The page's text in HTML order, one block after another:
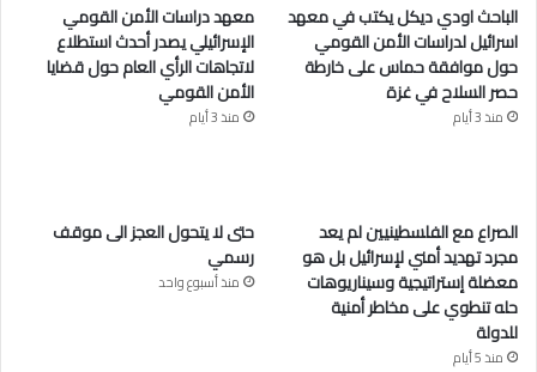
ك
u
b
e
ر
ا
الباحث اودي ديكل يكتب في معهد
اسرائيل لدراسات الأمن القومي
حول موافقة حماس على خارطة
حصر السلاح في غزة
منذ 3 أيام
معهد دراسات الأمن القومي
الإسرائيلي يصدر أحدث استطلاع
لاتجاهات الرأي العام حول قضايا
الأمن القومي
منذ 3 أيام
الصراع مع الفلسطينيين لم يعد
مجرد تهديد أمني لإسرائيل بل هو
معضلة إستراتيجية وسيناريوهات
حله تنطوي على مخاطر أمنية
للدولة
منذ 5 أيام
حتى لا يتحول العجز الى موقف
رسمي
منذ أسبوع واحد